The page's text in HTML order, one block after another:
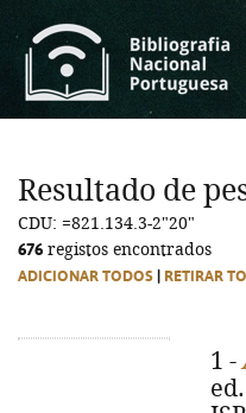
Resultado de
CDU: =821.134.3-2"20"
676 registos encontrados
ADICIONAR TODOS RETIRAR
1 -